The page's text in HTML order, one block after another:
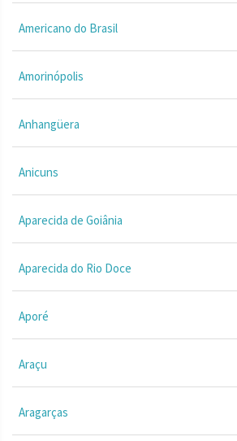
Americano do Brasil
Amorinópolis
Anhangüera
Anicuns
Aparecida de Goiânia
Aparecida do Rio Doce
Aporé
Araçu
Aragarças